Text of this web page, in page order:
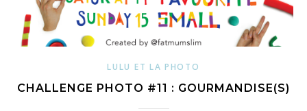
LULU ET LA PHOTO
CHALLENGE PHOTO #11 : GOURMANDISE(S)